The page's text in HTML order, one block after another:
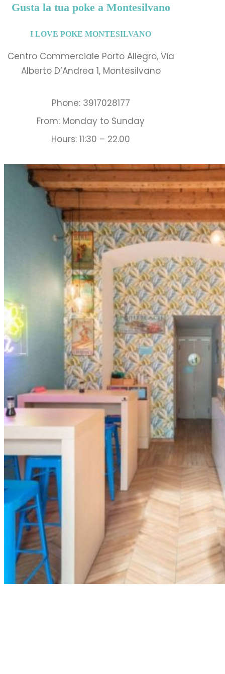
Gusta la tua poke a Montesilvano
I LOVE POKE MONTESILVANO
Centro Commerciale Porto Allegro, Via
Alberto D’Andrea 1, Montesilvano
Phone: 3917028177
From: Monday to Sunday
Hours: 11:30 – 22.00